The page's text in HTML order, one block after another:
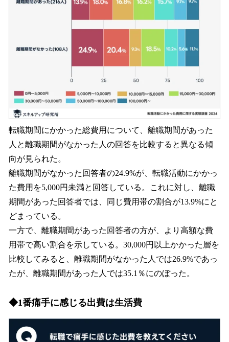
転職期間にかかった総費用について、離職期間があった
人と離職期間がなかった人の回答を比較すると異なる傾
向が見られた。
離職期間がなかった回答者の24.9%が、転職活動にかかっ
た費用を5,000円未満と回答している。これに対し、離職
期間があった回答者では、同じ費用帯の割合が13.9%にと
どまっている。
一方で、離職期間があった回答者の方が、より高額な費
用帯で高い割合を示している。30,000円以上かかった層を
比較してみると、離職期間がなかった人では26.9%であっ
たが、離職期間があった人では35.1％にのぼった。
◆1番痛手に感じる出費は生活費